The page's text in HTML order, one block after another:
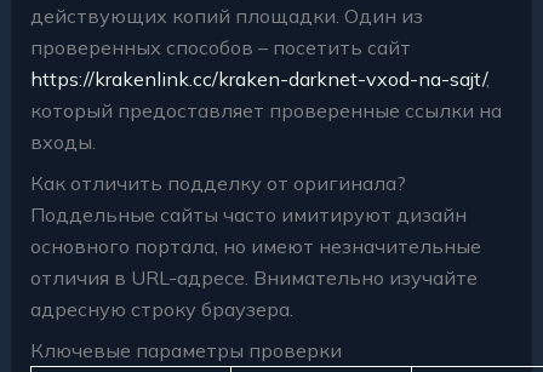
действующих копий площадки. Один из
проверенных способов – посетить сайт
https://krakenlink.cc/kraken-darknet-vxod-na-sajt/,
который предоставляет проверенные ссылки на
входы.
Как отличить подделку от оригинала?
Поддельные сайты часто имитируют дизайн
основного портала, но имеют незначительные
отличия в URL-адресе. Внимательно изучайте
адресную строку браузера.
Ключевые параметры проверки